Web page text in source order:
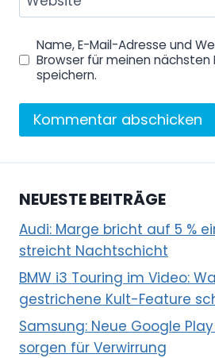
Name, E-Mail-Adresse und
Browser für meinen
speichern.
NEUESTE BEITRÄGE
Audi: Marge bricht auf 5 %
streicht Nachtschicht
BMW i3 Touring im Video:
gestrichene Kult-Feature
Samsung: Neue Google
sorgen für Verwirrung